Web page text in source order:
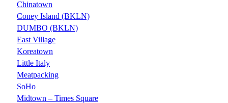
Chinatown
Coney Island (BKLN)
DUMBO (BKLN)
East Village
Koreatown
Little Italy
Meatpacking
SoHo
Midtown – Times Square